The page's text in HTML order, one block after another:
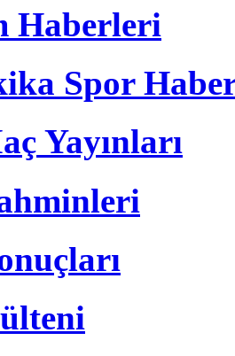
Haberleri
Spor
Yayınları